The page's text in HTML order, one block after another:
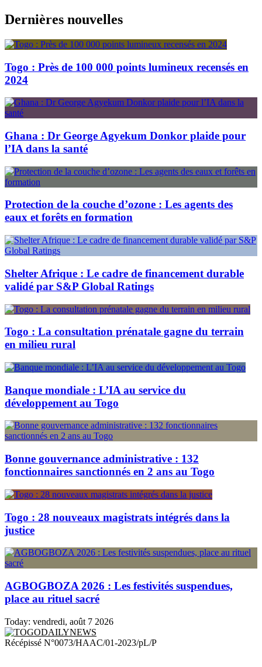
Skip
to
content
Dernières nouvelles
Togo : Près de 100 000 points lumineux recensés en
2024
Ghana : Dr George Agyekum Donkor plaide pour
l’IA dans la santé
Protection de la couche d’ozone : Les agents des
eaux et forêts en formation
Shelter Afrique : Le cadre de financement durable
validé par S&P Global Ratings
Togo : La consultation prénatale gagne du terrain
en milieu rural
Banque mondiale : L’IA au service du
développement au Togo
Bonne gouvernance administrative : 132
fonctionnaires sanctionnés en 2 ans au Togo
Togo : 28 nouveaux magistrats intégrés dans la
justice
AGBOGBOZA 2026 : Les festivités suspendues,
place au rituel sacré
Today: vendredi, août 7 2026
TOGODAILYNEWS
Récépissé N°0073/HAAC/01-2023/pL/P